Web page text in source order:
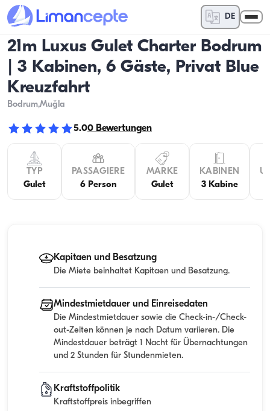
DE
21m Luxus Gulet Charter Bodrum
| 3 Kabinen, 6 Gäste, Privat Blue
Kreuzfahrt
Bodrum,Muğla
5.00 Bewertungen
TYP
Gulet
PASSAGIERE
6 Person
MARKE
Gulet
KABINEN
3 Kabine
Kapitaen und Besatzung
Die Miete beinhaltet Kapitaen und Besatzung.
Mindestmietdauer und Einreisedaten
Die Mindestmietdauer sowie die Check-in-/Check-
out-Zeiten können je nach Datum variieren. Die
Mindestdauer beträgt 1 Nacht für Übernachtungen
und 2 Stunden für Stundenmieten.
Kraftstoffpolitik
Kraftstoffpreis inbegriffen